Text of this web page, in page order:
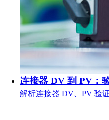
连接器 DV 到 PV：
解析连接器 DV、PV 验